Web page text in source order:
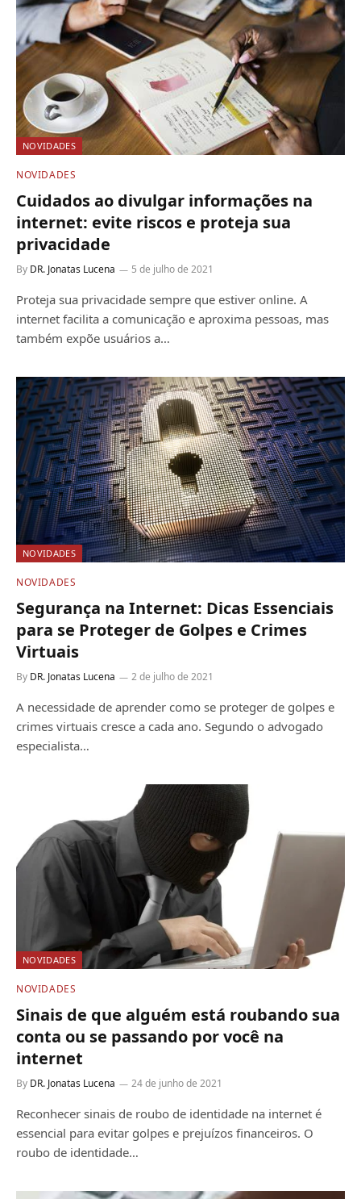
NOVIDADES
NOVIDADES
Cuidados ao divulgar informações na
internet: evite riscos e proteja sua
privacidade
By DR. Jonatas Lucena 5 de julho de 2021
Proteja sua privacidade sempre que estiver online. A
internet facilita a comunicação e aproxima pessoas, mas
também expõe usuários a…
NOVIDADES
NOVIDADES
Segurança na Internet: Dicas Essenciais
para se Proteger de Golpes e Crimes
Virtuais
By DR. Jonatas Lucena 2 de julho de 2021
A necessidade de aprender como se proteger de golpes e
crimes virtuais cresce a cada ano. Segundo o advogado
especialista…
NOVIDADES
NOVIDADES
Sinais de que alguém está roubando sua
conta ou se passando por você na
internet
By DR. Jonatas Lucena 24 de junho de 2021
Reconhecer sinais de roubo de identidade na internet é
essencial para evitar golpes e prejuízos financeiros. O
roubo de identidade…